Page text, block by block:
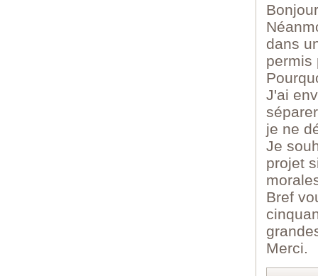
dans
permis
J'ai
je ne
Je
projet
Bref
Merci.